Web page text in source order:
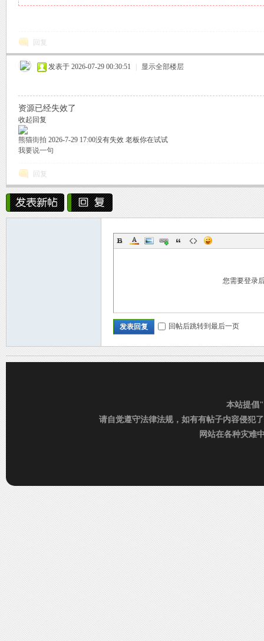
C
D
回复
发表于 2026-07-29 00:30:51 显示全部楼层
资源已经失效了
收起回复
熊猫街拍 2026-7-29 17:00没有失效 老板你在试试
我要说一句
回复
您需要登录
发表回复 回帖后跳转到最后一页
本站提倡
请自觉遵守法律法规，如有有帖子内容侵犯
网站在各种灾难